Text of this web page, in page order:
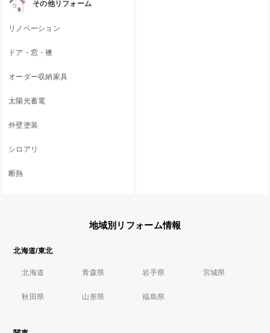
その他リフォーム
リノベーション
ドア・窓・襖
オーダー収納家具
太陽光蓄電
外壁塗装
シロアリ
断熱
地域別リフォーム情報
北海道/東北
北海道 青森県 岩手県 宮城県
秋田県 山形県 福島県